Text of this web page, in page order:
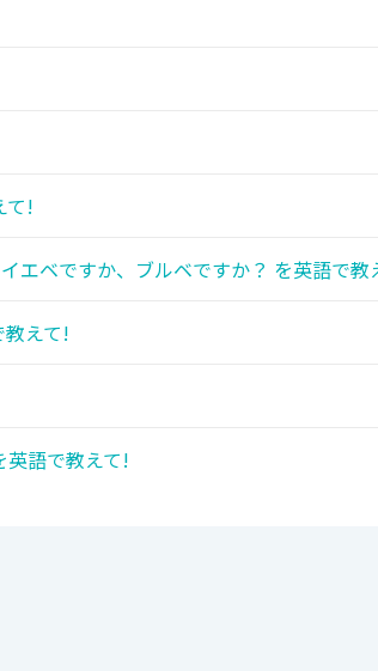
て!
エベですか、ブルベですか？ を英語で教
えて!
英語で教えて!